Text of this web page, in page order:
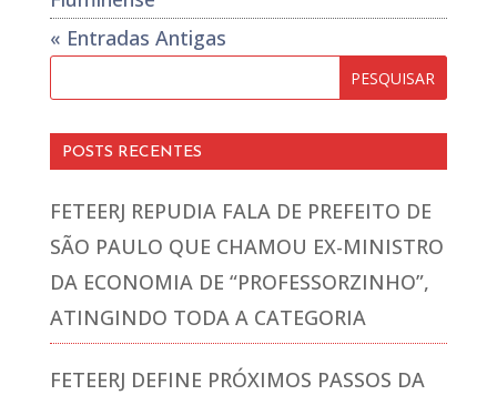
« Entradas Antigas
POSTS RECENTES
FETEERJ REPUDIA FALA DE PREFEITO DE
SÃO PAULO QUE CHAMOU EX-MINISTRO
DA ECONOMIA DE “PROFESSORZINHO”,
ATINGINDO TODA A CATEGORIA
FETEERJ DEFINE PRÓXIMOS PASSOS DA